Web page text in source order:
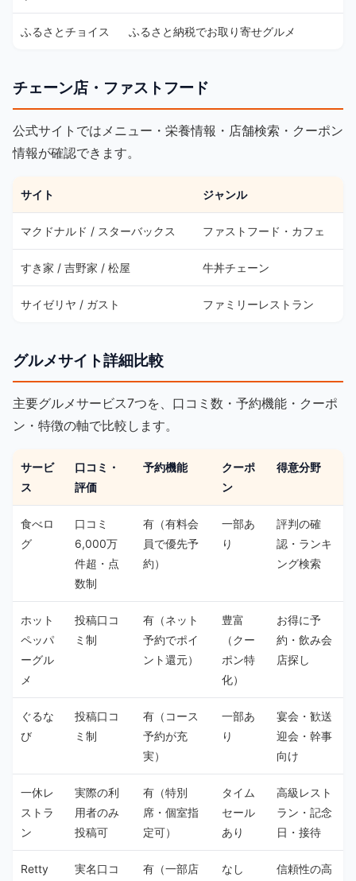
ふるさとチョイス ふるさと納税でお取り寄せグルメ
チェーン店・ファストフード
公式サイトではメニュー・栄養情報・店舗検索・クーポン
情報が確認できます。
サイト ジャンル
マクドナルド / スターバックス ファストフード・カフェ
すき家 / 吉野家 / 松屋 牛丼チェーン
サイゼリヤ / ガスト ファミリーレストラン
グルメサイト詳細比較
主要グルメサービス7つを、口コミ数・予約機能・クーポ
ン・特徴の軸で比較します。
サービ
ス
口コミ・
評価
予約機能
クーポ
ン
得意分野
食べロ
グ
口コミ
6,000万
件超・点
数制
有（有料会
員で優先予
約）
一部あ
り
評判の確
認・ランキ
ング検索
ホット
ペッパ
ーグル
メ
投稿口コ
ミ制
有（ネット
予約でポイ
ント還元）
豊富
（クー
ポン特
化）
お得に予
約・飲み会
店探し
ぐるな
び
投稿口コ
ミ制
有（コース
予約が充
実）
一部あ
り
宴会・歓送
迎会・幹事
向け
一休レ
ストラ
ン
実際の利
用者のみ
投稿可
有（特別
席・個室指
定可）
タイム
セール
あり
高級レスト
ラン・記念
日・接待
Retty
実名口コ
有（一部店
なし
信頼性の高